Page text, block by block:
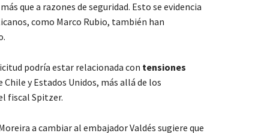
más que a razones de seguridad. Esto se evidencia
como Marco Rubio, también han
podría estar relacionada con tensiones
Chile y Estados Unidos, más allá de los
fiscal Spitzer.
a cambiar al embajador Valdés sugiere que